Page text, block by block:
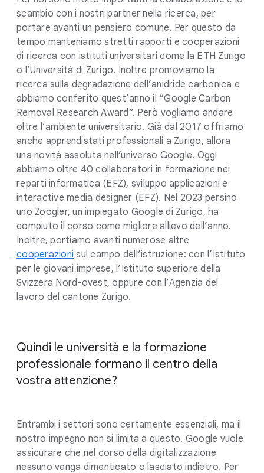
scambio con i nostri partner nella ricerca, per
portare avanti un pensiero comune. Per questo da
tempo manteniamo stretti rapporti e cooperazioni
di ricerca con istituti universitari come la ETH Zurigo
o l’Università di Zurigo. Inoltre promoviamo la
ricerca sulla degradazione dell’anidride carbonica e
abbiamo conferito quest’anno il “Google Carbon
Removal Research Award”. Però vogliamo andare
oltre l’ambiente universitario. Già dal 2017 offriamo
anche apprendistati professionali a Zurigo, allora
una novità assoluta nell’universo Google. Oggi
abbiamo oltre 40 collaboratori in formazione nei
reparti informatica (EFZ), sviluppo applicazioni e
interactive media designer (EFZ). Nel 2023 persino
uno Zoogler, un impiegato Google di Zurigo, ha
compiuto il corso come migliore allievo dell’anno.
Inoltre, portiamo avanti numerose altre
cooperazioni sul campo dell’istruzione: con l’Istituto
per le giovani imprese, l’Istituto superiore della
Svizzera Nord-ovest, oppure con l’Agenzia del
lavoro del cantone Zurigo.
Quindi le università e la formazione
professionale formano il centro della
vostra attenzione?
Entrambi i settori sono certamente essenziali, ma il
nostro impegno non si limita a questo. Google vuole
assicurare che nel corso della digitalizzazione
nessuno venga dimenticato o lasciato indietro. Per